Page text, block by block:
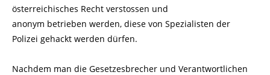
österreichisches Recht verstossen und
anonym betrieben werden, diese von Spezialisten der
Polizei gehackt werden dürfen.
Nachdem man die Gesetzesbrecher und Verantwortlichen